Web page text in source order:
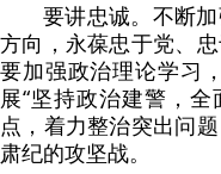
要讲忠诚。不断
方向，永葆忠于党、
要加强政治理论学习
展“坚持政治建警，
点，着力整治突出问
肃纪的攻坚战。